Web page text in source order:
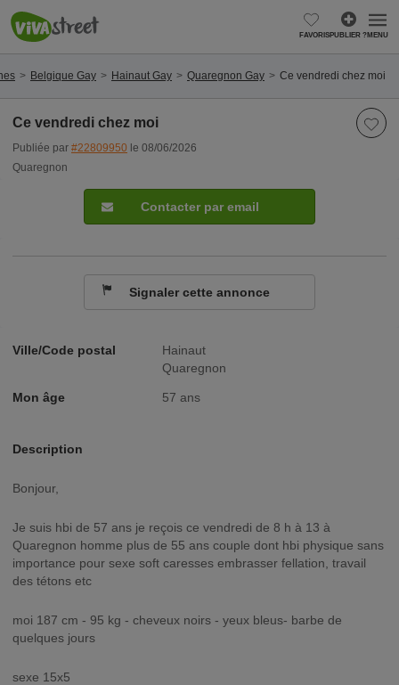
FAVORISPUBLIER ?MENU
Belgique Gay Hainaut Gay Quaregnon Gay Ce vendredi chez moi
Ce vendredi chez moi
Publiée par #22809950 le 08/06/2026
Quaregnon
Ville/Code postal
Hainaut
Quaregnon
Mon âge 57 ans
Description
Bonjour,
Je suis hbi de 57 ans je reçois ce vendredi de 8 h à 13 à
Quaregnon homme plus de 55 ans couple dont hbi physique sans
importance pour sexe soft caresses embrasser fellation, travail
des tétons etc
moi 187 cm - 95 kg - cheveux noirs - yeux bleus- barbe de
quelques jours
sexe 15x5
Contacter par email
Signaler cette annonce